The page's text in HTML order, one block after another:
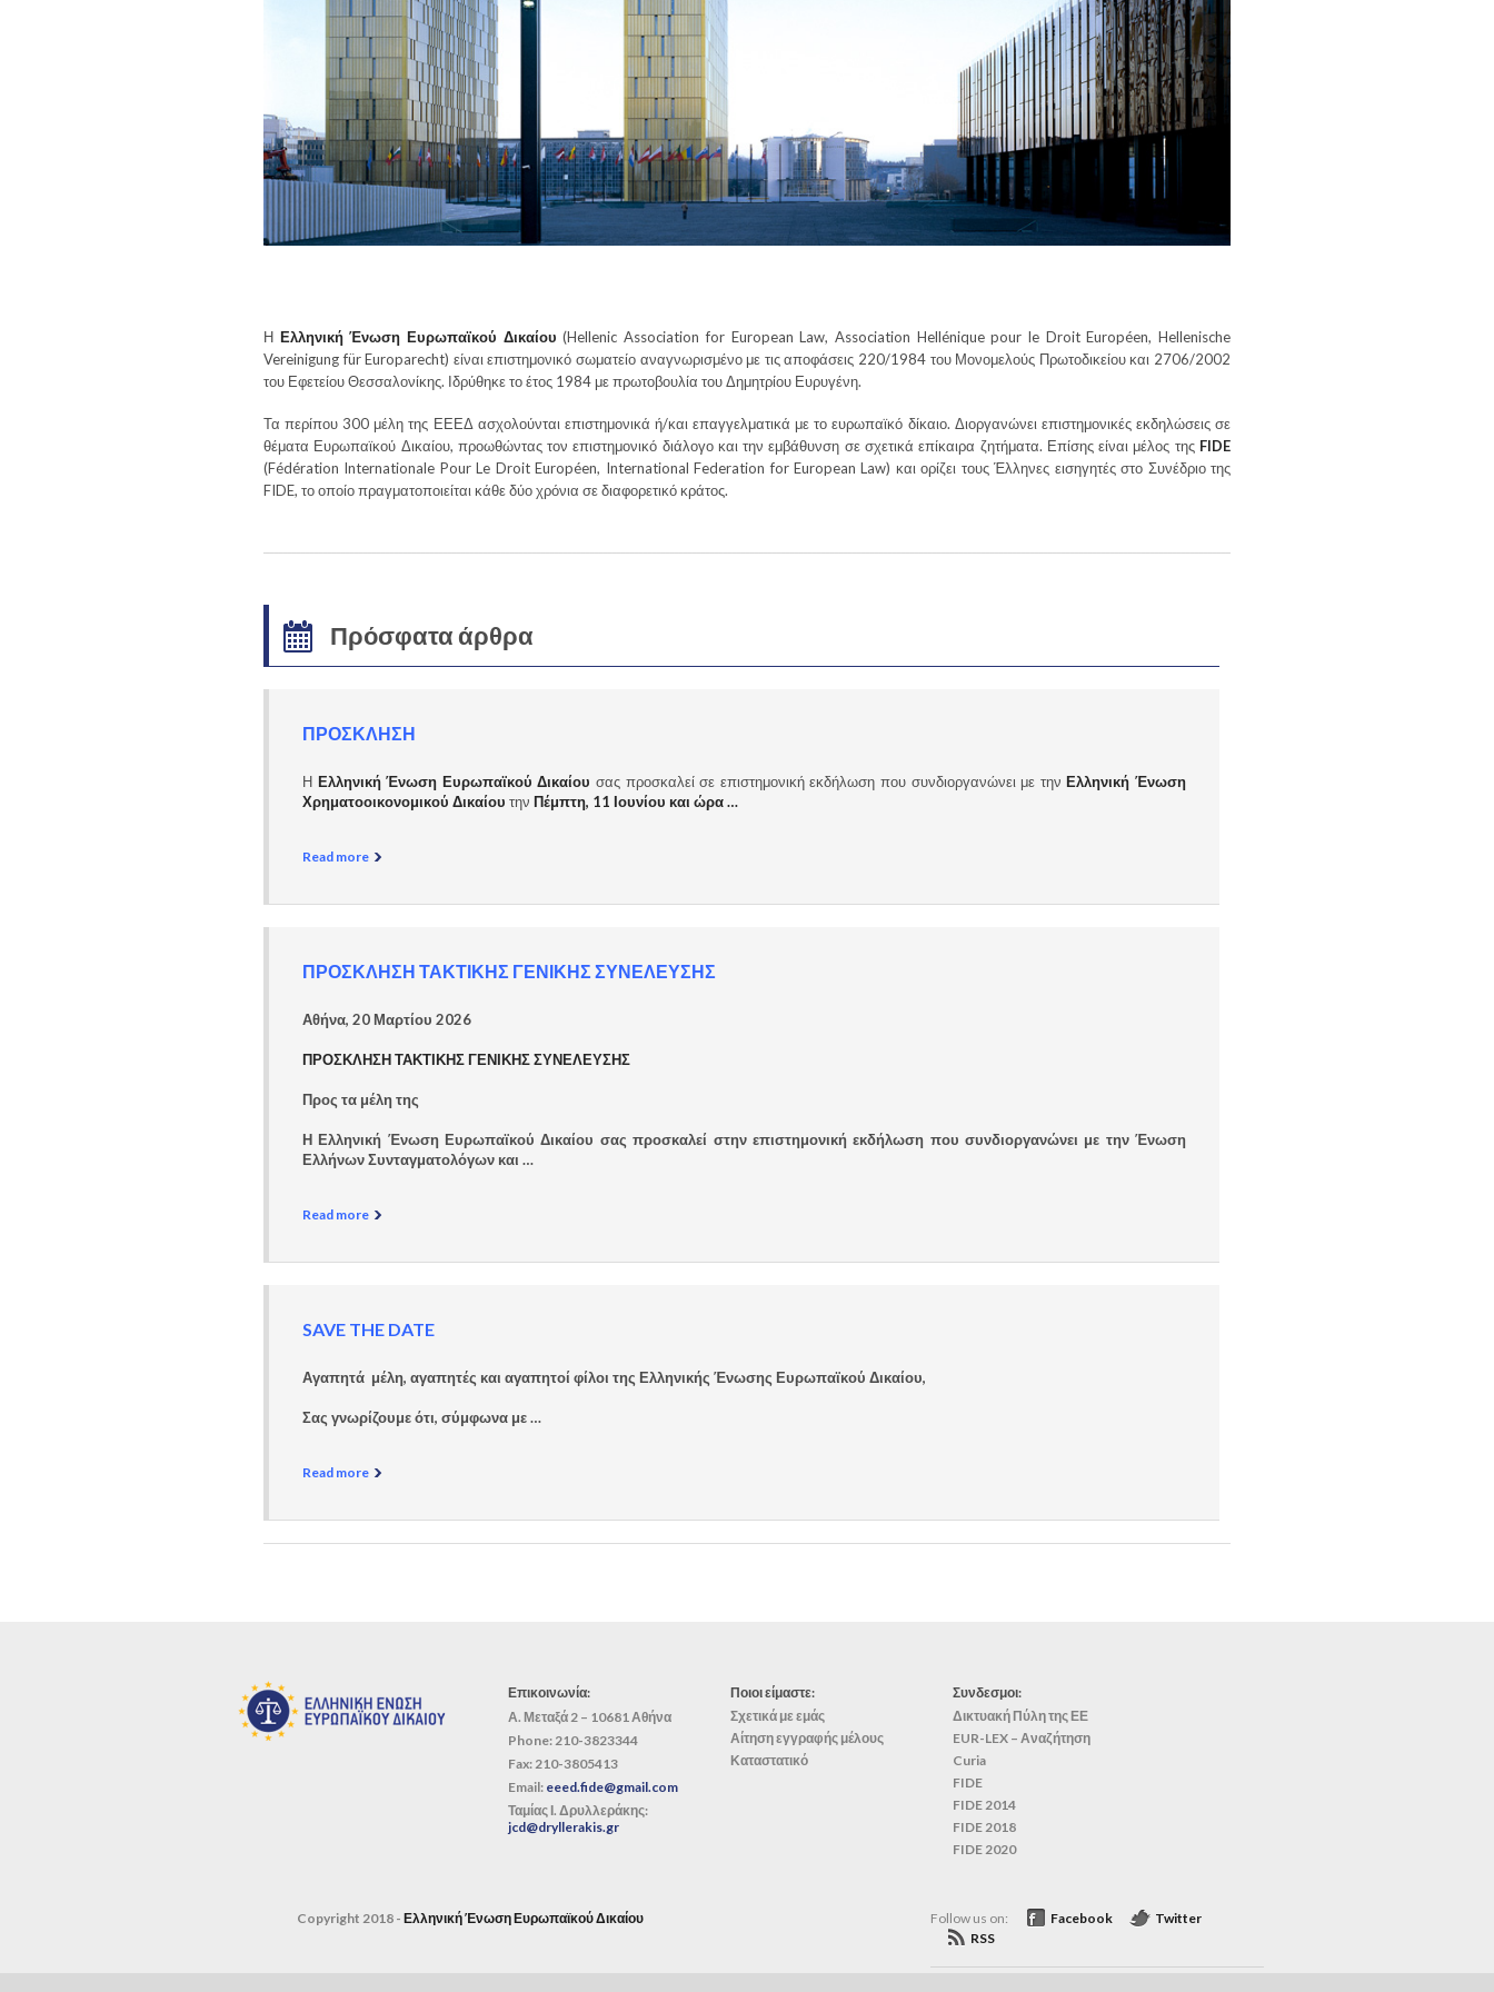
Η Ελληνική Ένωση Ευρωπαϊκού Δικαίου (Hellenic Association for European Law, Association Hellénique pour le Droit Européen, Hellenische
Vereinigung für Europarecht) είναι επιστημονικό σωματείο αναγνωρισμένο με τις αποφάσεις 220/1984 του Μονομελούς Πρωτοδικείου και 2706/2002
του Εφετείου Θεσσαλονίκης. Ιδρύθηκε το έτος 1984 με πρωτοβουλία του Δημητρίου Ευρυγένη.
Τα περίπου 300 μέλη της ΕΕΕΔ ασχολούνται επιστημονικά ή/και επαγγελματικά με το ευρωπαϊκό δίκαιο. Διοργανώνει επιστημονικές εκδηλώσεις σε
θέματα Ευρωπαϊκού Δικαίου, προωθώντας τον επιστημονικό διάλογο και την εμβάθυνση σε σχετικά επίκαιρα ζητήματα. Επίσης είναι μέλος της FIDE
(Fédération Internationale Pour Le Droit Européen, International Federation for European Law) και ορίζει τους Έλληνες εισηγητές στο Συνέδριο της
FIDE, το οποίο πραγματοποιείται κάθε δύο χρόνια σε διαφορετικό κράτος.
Πρόσφατα άρθρα
ΠΡΟΣΚΛΗΣΗ
Η Ελληνική Ένωση Ευρωπαϊκού Δικαίου σας προσκαλεί σε επιστημονική εκδήλωση που συνδιοργανώνει με τηνΕλληνική Ένωση
Χρηματοοικονομικού Δικαίου την Πέμπτη, 11 Ιουνίου και ώρα …
Read more
ΠΡΟΣΚΛΗΣΗ ΤΑΚΤΙΚΗΣ ΓΕΝΙΚΗΣ ΣΥΝΕΛΕΥΣΗΣ
Αθήνα, 20 Μαρτίου 2026
ΠΡΟΣΚΛΗΣΗ ΤΑΚΤΙΚΗΣ ΓΕΝΙΚΗΣ ΣΥΝΕΛΕΥΣΗΣ
Προς τα μέλη της
Η Ελληνική Ένωση Ευρωπαϊκού Δικαίου σας προσκαλεί στην επιστημονική εκδήλωση που συνδιοργανώνει με την Ένωση
Ελλήνων Συνταγματολόγων και …
Read more
SAVE THE DATE
Αγαπητά μέλη, αγαπητές και αγαπητοί φίλοι της Ελληνικής Ένωσης Ευρωπαϊκού Δικαίου,
Σας γνωρίζουμε ότι, σύμφωνα με …
Read more
Επικοινωνία:
Α. Μεταξά 2 – 10681 Αθήνα
Phone:210-3823344
Fax:210-3805413
Email: eeed.fide@gmail.com
Ταμίας Ι. Δρυλλεράκης:
jcd@dryllerakis.gr
Ποιοι είμαστε:
Σχετικά με εμάς
Αίτηση εγγραφής μέλους
Καταστατικό
Συνδεσμοι:
Δικτυακή Πύλη της ΕΕ
EUR-LEX – Αναζήτηση
Curia
FIDE
FIDE 2014
FIDE 2018
FIDE 2020
Follow us on: Facebook
Twitter
RSS
Copyright 2018 - Ελληνική Ένωση Ευρωπαϊκού Δικαίου